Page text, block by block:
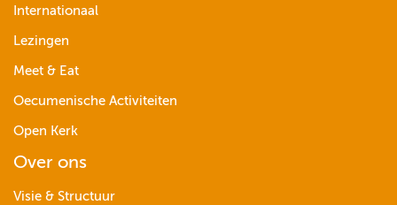
Internationaal
Lezingen
Meet & Eat
Oecumenische Activiteiten
Open Kerk
Over ons
Visie & Structuur